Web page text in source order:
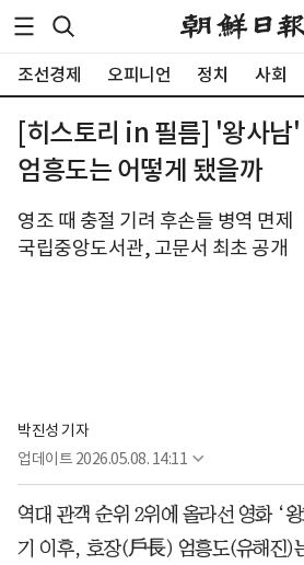
조선경제 오피니언 정치 사회
[히스토리 in 필름] '왕사
엄흥도는 어떻게 됐을까
영조 때 충절 기려 후손들 병역 면제
국립중앙도서관, 고문서 최초 공개
박진성 기자
업데이트 2026.05.08. 14:11
역대 관객 순위 2위에 올라선 영화 ‘
기 이후, 호장(戶長) 엄흥도(유해진)